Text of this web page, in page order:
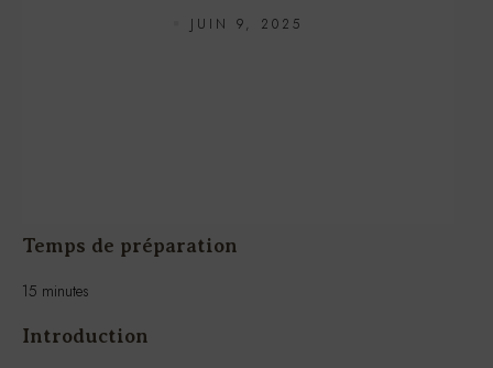
JUIN 9, 2025
Temps de préparation
15 minutes
Introduction